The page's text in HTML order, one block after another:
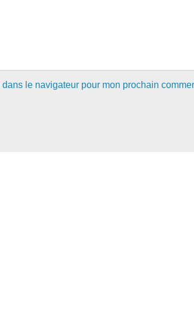
le navigateur pour mon prochain